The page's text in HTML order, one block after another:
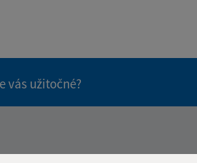
vás užitočné?